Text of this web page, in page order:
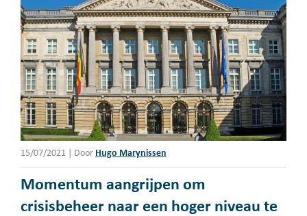
15/07/2021 Door Hugo Marynissen
Momentum aangrijpen om
crisisbeheer naar een hoger niveau te